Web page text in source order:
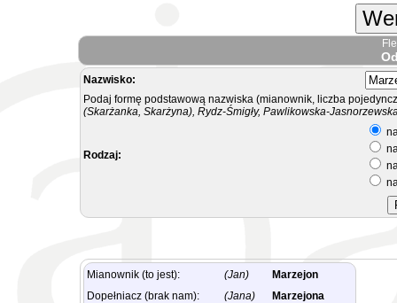
Nazwisko:
Podaj formę podstawową nazwiska (mianownik, liczba
(Skarżanka, Skarżyna), Rydz-Śmigły, Pawlikowska-
Rodzaj:
Mianownik (to jest): (Jan)
Marzejon
Dopełniacz (brak nam):
(Jana)
Marzejona